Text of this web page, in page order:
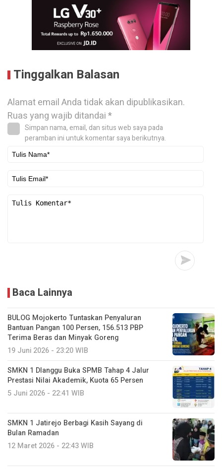
Tinggalkan Balasan
Alamat email Anda tidak akan dipublikasikan.
Ruas yang wajib ditandai*
Simpan nama, email, dan situs web saya pada
peramban ini untuk komentar saya berikutnya.
Baca Lainnya
BULOG Mojokerto Tuntaskan Penyaluran
Bantuan Pangan 100 Persen, 156.513 PBP
Terima Beras dan Minyak Goreng
19 Juni 2026 - 23:20 WIB
SMKN 1 Dlanggu Buka SPMB Tahap 4 Jalur
Prestasi Nilai Akademik, Kuota 65 Persen
5 Juni 2026 - 22:41 WIB
SMKN 1 Jatirejo Berbagi Kasih Sayang di
Bulan Ramadan
12 Maret 2026 - 22:43 WIB